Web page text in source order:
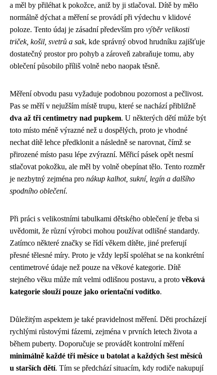
a měl by přiléhat k pokožce, aniž by ji stlačoval. Dítě by mělo
normálně dýchat a měření se provádí při výdechu v klidové
poloze. Tento údaj je zásadní především pro výběr velikosti
triček, košil, svetrů a sak, kde správný obvod hrudníku zajišťuje
dostatečný prostor pro pohyb a zároveň zabraňuje tomu, aby
oblečení působilo příliš volně nebo naopak těsně.
Měření obvodu pasu vyžaduje podobnou pozornost a pečlivost.
Pas se měří v nejužším místě trupu, které se nachází přibližně
dva až tři centimetry nad pupkem. U některých dětí může být
toto místo méně výrazné než u dospělých, proto je vhodné
nechat dítě lehce předklonit a následně se narovnat, čímž se
přirozené místo pasu lépe zvýrazní. Měřicí pásek opět nesmí
stlačovat pokožku, ale měl by volně obepínat tělo. Tento rozměr
je nezbytný zejména pro nákup kalhot, sukní, legín a dalšího
spodního oblečení.
Při práci s velikostními tabulkami dětského oblečení je třeba si
uvědomit, že různí výrobci mohou používat odlišné standardy.
Zatímco některé značky se řídí věkem dítěte, jiné preferují
přesné tělesné míry. Proto je vždy lepší spoléhat se na konkrétní
centimetrové údaje než pouze na věkové kategorie. Dítě
stejného věku může mít velmi odlišnou postavu, a proto věková
kategorie slouží pouze jako orientační vodítko.
Důležitým aspektem je také pravidelnost měření. Děti procházejí
rychlými růstovými fázemi, zejména v prvních letech života a
během puberty. Doporučuje se provádět kontrolní měření
minimálně každé tři měsíce u batolat a každých šest měsíců
u starších dětí. Tím se předchází situacím, kdy rodiče nakupují